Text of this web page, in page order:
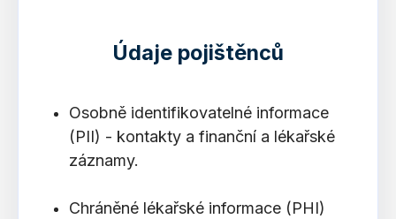
Údaje pojištěnců
Osobně identifikovatelné informace
(PII) - kontakty a finanční a lékařské
záznamy.
Chráněné lékařské informace (PHI)